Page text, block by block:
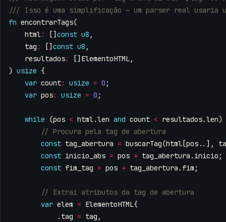
fn encontrarTags(
html: [] const u8 ,
tag : [] const u8 ,
resultados: [] ElementoHTML,
) usize {
var count: usize = 0 ;
var pos: usize = 0 ;
while (pos < html.len and count < resultados.len)
const tag_abertura = buscarTag(html [pos ..],
const inicio_abs = pos + tag_abertura . inicio ;
const fim_tag = pos + tag_abertura . fim ;
var elem = ElementoHTML{
. tag = tag ,